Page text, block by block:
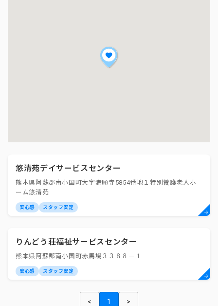
悠清苑デイサービスセンター
熊本県阿蘇郡南小国町大字満願寺5854番地１特別養護老人ホ
ーム悠清苑
安心感 スタッフ安定
りんどう荘福祉サービスセンター
熊本県阿蘇郡南小国町赤馬場３３８８－１
安心感 スタッフ安定
< 1 >